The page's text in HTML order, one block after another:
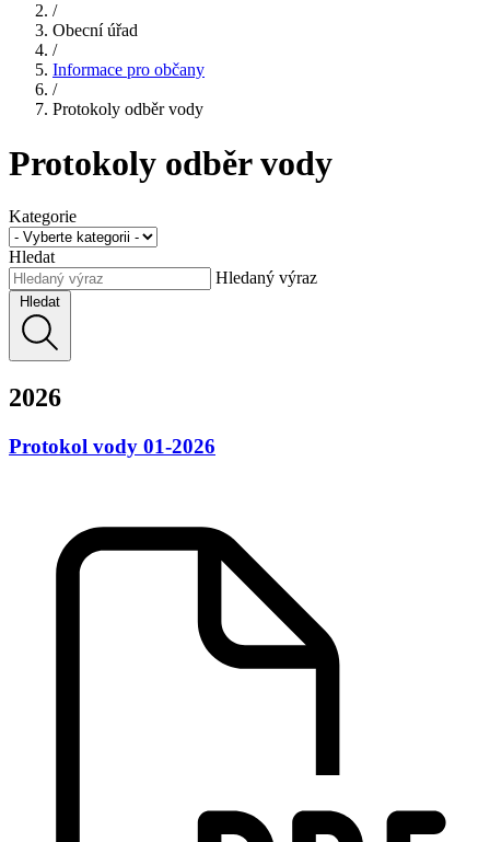
/
Obecní úřad
/
Informace pro občany
/
Protokoly odběr vody
Protokoly odběr vody
Kategorie
Hledat
Hledaný výraz
Hledat
2026
Protokol vody 01-2026